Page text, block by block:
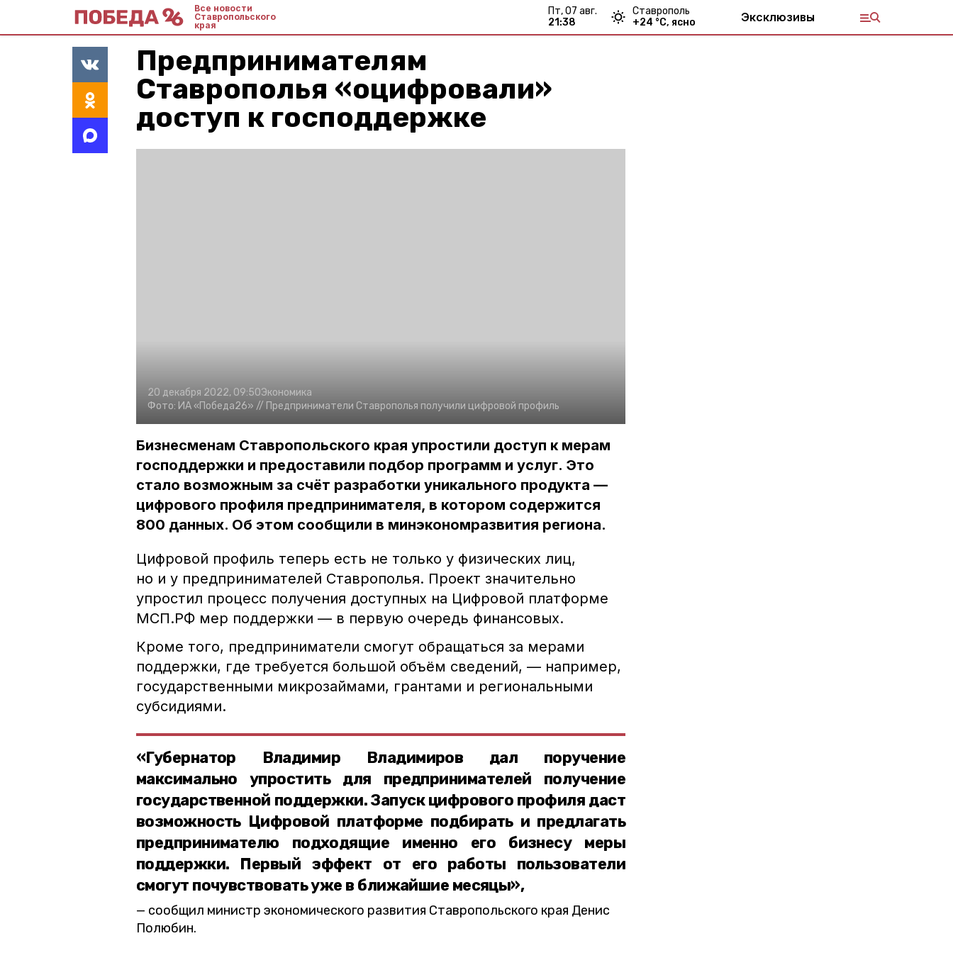
Все новости
Ставропольского
края
пт, 07 авг.
21:38
Ставрополь
+24 °С, ясно Эксклюзивы
Предпринимателям
Ставрополья «оцифровали»
доступ к господдержке
20 декабря 2022, 09:50Экономика
Фото: ИА «Победа26» // Предприниматели Ставрополья получили цифровой профиль
Бизнесменам Ставропольского края упростили доступ к мерам
господдержки и предоставили подбор программ и услуг. Это
стало возможным за счёт разработки уникального продукта —
цифрового профиля предпринимателя, в котором содержится
800 данных. Об этом сообщили в минэкономразвития региона.
Цифровой профиль теперь есть не только у физических лиц,
но и у предпринимателей Ставрополья. Проект значительно
упростил процесс получения доступных на Цифровой платформе
МСП.РФ мер поддержки — в первую очередь финансовых.
Кроме того, предприниматели смогут обращаться за мерами
поддержки, где требуется большой объём сведений, — например,
государственными микрозаймами, грантами и региональными
субсидиями.
«Губернатор Владимир Владимиров дал поручение
максимально упростить для предпринимателей получение
государственной поддержки. Запуск цифрового профиля даст
возможность Цифровой платформе подбирать и предлагать
предпринимателю подходящие именно его бизнесу меры
поддержки. Первый эффект от его работы пользователи
смогут почувствовать уже в ближайшие месяцы»,
сообщил министр экономического развития Ставропольского края Денис
Полюбин.